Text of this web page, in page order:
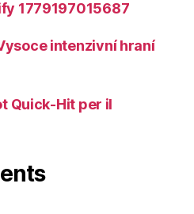
1779197015687
intenzivní hraní
Quick‑Hit per il